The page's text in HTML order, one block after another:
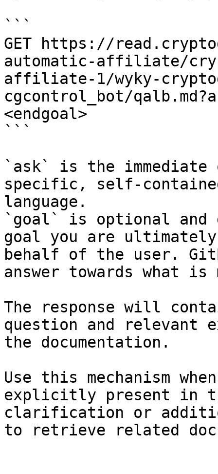
```
GET https://
automatic-affiliate/
affiliate-1/wyky-
cgcontrol_bot/
<endgoal>
```
`ask` is the
specific, self-
language.
`goal` is optional and
goal you are
behalf of the user.
answer towards what
The response will
question and relevant
the documentation.
Use this mechanism
explicitly present in
clarification or